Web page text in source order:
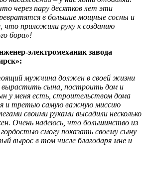
через пару десятков лет эти
в большие мощные сосны и
что приложили руку к созданию
бора»!
электромеханик завода
мужчина должен в своей жизни
сына, построить дом и
у меня есть, строительством дома
и третью самую важную миссию
своими руками высадили несколько
Очень надеюсь, что большинство из
смогу показать своему сыну
вырос в том числе благодаря мне и